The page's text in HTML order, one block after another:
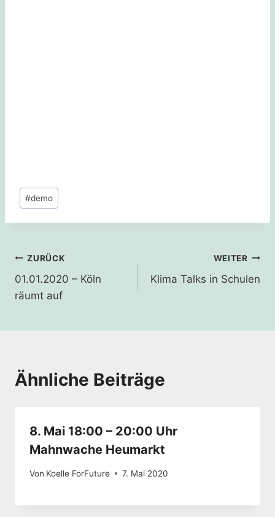
Schlagworte:
#demo
Beitragsnavigation
ZURÜCK
01.01.2020 – Köln
räumt auf
WEITER
Klima Talks in Schulen
Ähnliche Beiträge
8. Mai 18:00 – 20:00 Uhr
Mahnwache Heumarkt
Von Koelle ForFuture 7. Mai 2020